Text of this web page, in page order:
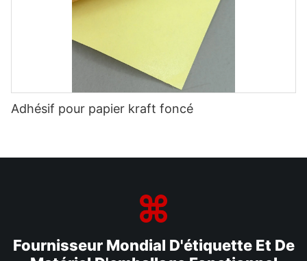
Adhésif pour papier kraft foncé
Fournisseur Mondial D'étiquette Et De